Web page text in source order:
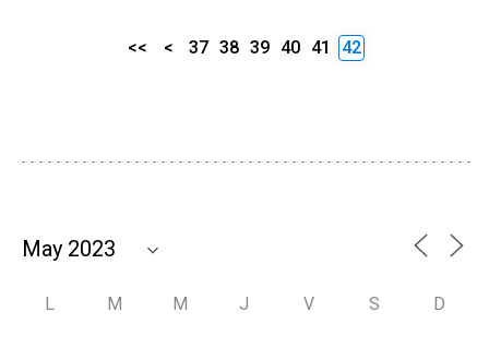
<< < 37 38 39 40 41 42
L M M J V S D